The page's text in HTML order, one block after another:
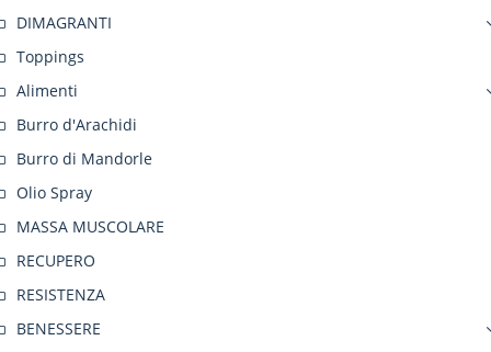
DIMAGRANTI
Toppings
Alimenti
Burro d'Arachidi
Burro di Mandorle
Olio Spray
MASSA MUSCOLARE
RECUPERO
RESISTENZA
BENESSERE